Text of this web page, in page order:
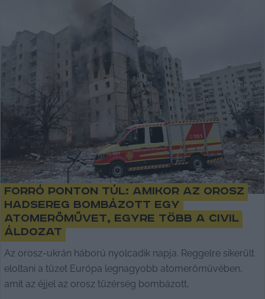
Forró ponton túl: amikor az orosz
hadsereg bombázott egy
atomerőművet, egyre több a civil
áldozat
Az orosz-ukrán háború nyolcadik napja. Reggelre sikerült
eloltani a tüzet Európa legnagyobb atomerőművében,
amit az éjjel az orosz tüzérség bombázott,